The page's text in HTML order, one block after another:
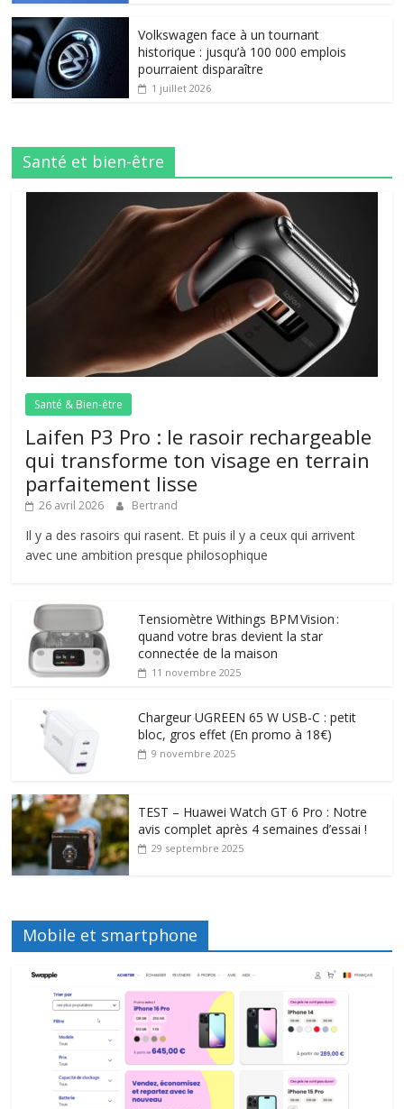
Volkswagen face à un tournant
historique : jusqu’à 100 000 emplois
pourraient disparaître
1 juillet 2026
Santé et bien-être
Santé & Bien-être
Laifen P3 Pro : le rasoir rechargeable
qui transforme ton visage en terrain
parfaitement lisse
26 avril 2026 Bertrand
Il y a des rasoirs qui rasent. Et puis il y a ceux qui arrivent
avec une ambition presque philosophique
Tensiomètre Withings BPM Vision :
quand votre bras devient la star
connectée de la maison
11 novembre 2025
Chargeur UGREEN 65 W USB-C : petit
bloc, gros effet (En promo à 18€)
9 novembre 2025
TEST – Huawei Watch GT 6 Pro : Notre
avis complet après 4 semaines d’essai !
29 septembre 2025
Mobile et smartphone